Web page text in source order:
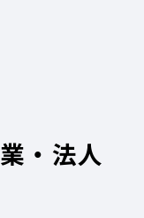
・法人